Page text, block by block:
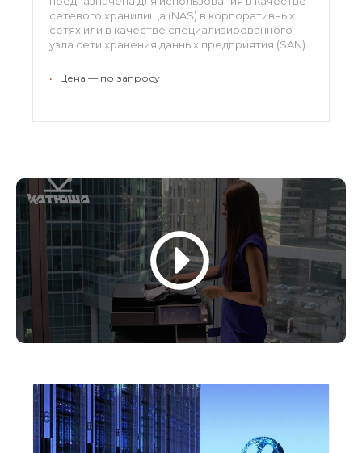
сетевого хранилища (NAS) в корпоративных
сетях или в качестве специализированного
узла сети хранения данных предприятия (SAN).
• Цена — по запросу